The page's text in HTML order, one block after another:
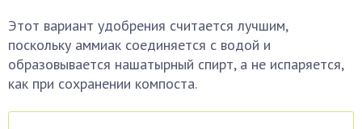
Этот вариант удобрения считается лучшим,
поскольку аммиак соединяется с водой и
образовывается нашатырный спирт, а не испаряется,
как при сохранении компоста.